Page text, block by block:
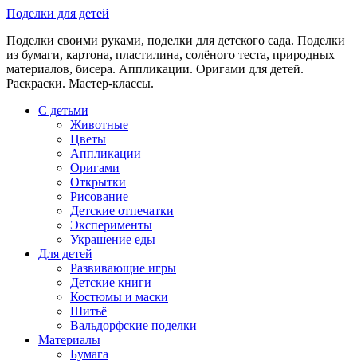
Skip
content
Поделки для детей
Поделки своими руками, поделки для детского сада. Поделки
из бумаги, картона, пластилина, солёного теста, природных
материалов, бисера. Аппликации. Оригами для детей.
Раскраски. Мастер-классы.
С детьми
Животные
Цветы
Аппликации
Оригами
Открытки
Рисование
Детские отпечатки
Эксперименты
Украшение еды
Для детей
Развивающие игры
Детские книги
Костюмы и маски
Шитьё
Вальдорфские поделки
Материалы
Бумага